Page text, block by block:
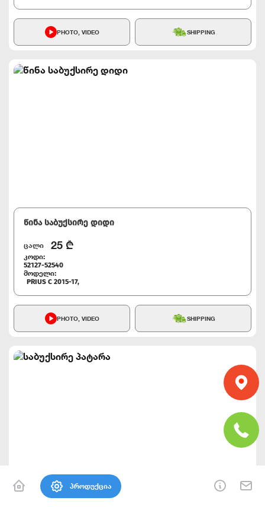
PHOTO, VIDEO SHIPPING
წინა საბუქსირე დიდი
ცალი 25 ₾
კოდი:
52127-52540
მოდელი:
PRIUS C 2015-17,
PHOTO, VIDEO SHIPPING
პროდუქცია